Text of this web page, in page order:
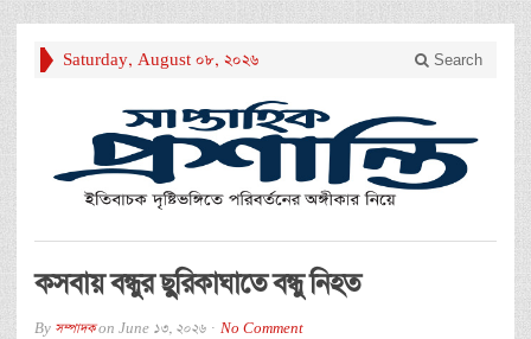
Saturday, August 08, 2026 Search
কসবায় বন্ধুর ছুরিকাঘাতে বন্ধু নিহত
By সম্পাদকon June 13, 2026 No Comment